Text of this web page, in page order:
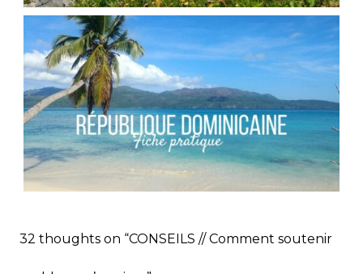
FRANCE // RANDONNÉE AU COL DES PORTES
D’OCHE
Audrey Blog,Europe
RÉPUBLIQUE DOMINICAINE // FICHE
Blog, Bons plans
32 thoughts on “CONSEILS // Comment soutenir